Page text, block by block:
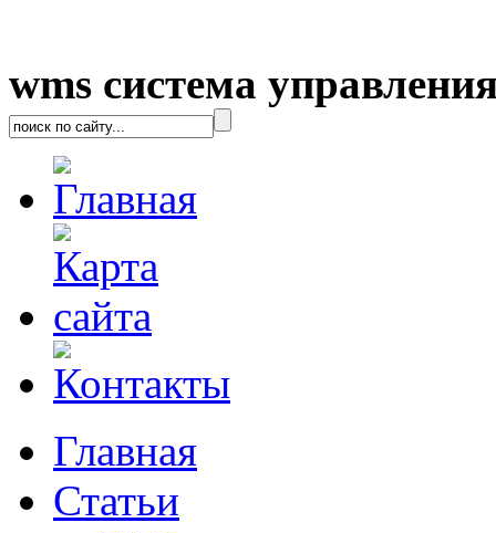
wms система
Главная
Статьи